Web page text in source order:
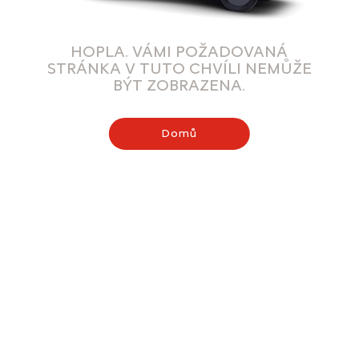
HOPLA. VÁMI POŽADOVANÁ
STRÁNKA V TUTO CHVÍLI NEMŮŽE
BÝT ZOBRAZENA.
Domů